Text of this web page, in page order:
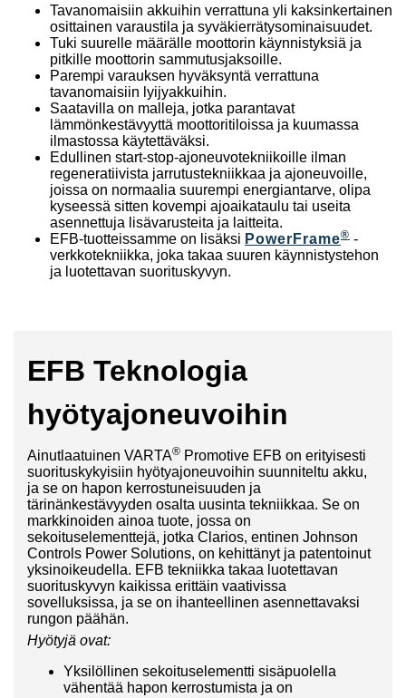
Tavanomaisiin akkuihin verrattuna yli kaksinkertainen
osittainen varaustila ja syväkierrätysominaisuudet.
Tuki suurelle määrälle moottorin käynnistyksiä ja
pitkille moottorin sammutusjaksoille.
Parempi varauksen hyväksyntä verrattuna
tavanomaisiin lyijyakkuihin.
Saatavilla on malleja, jotka parantavat
lämmönkestävyyttä moottoritiloissa ja kuumassa
ilmastossa käytettäväksi.
Edullinen start-stop-ajoneuvotekniikoille ilman
regeneratiivista jarrutustekniikkaa ja ajoneuvoille,
joissa on normaalia suurempi energiantarve, olipa
kyseessä sitten kovempi ajoaikataulu tai useita
asennettuja lisävarusteita ja laitteita.
EFB-tuotteissamme on lisäksi PowerFrame® -
verkkotekniikka, joka takaa suuren käynnistystehon
ja luotettavan suorituskyvyn.
EFB Teknologia
hyötyajoneuvoihin
Ainutlaatuinen VARTA® Promotive EFB on erityisesti
suorituskykyisiin hyötyajoneuvoihin suunniteltu akku,
ja se on hapon kerrostuneisuuden ja
tärinänkestävyyden osalta uusinta tekniikkaa. Se on
markkinoiden ainoa tuote, jossa on
sekoituselementtejä, jotka Clarios, entinen Johnson
Controls Power Solutions, on kehittänyt ja patentoinut
yksinoikeudella. EFB tekniikka takaa luotettavan
suorituskyvyn kaikissa erittäin vaativissa
sovelluksissa, ja se on ihanteellinen asennettavaksi
rungon päähän.
Hyötyjä ovat:
Yksilöllinen sekoituselementti sisäpuolella
vähentää hapon kerrostumista ja on